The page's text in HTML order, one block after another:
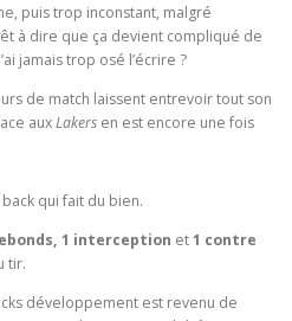
puis trop inconstant, malgré
à dire que ça devient compliqué de
jamais trop osé l’écrire ?
de match laissent entrevoir tout son
auxLakers en est encore une fois
back qui fait du bien.
1 interception et1 contre
tir.
développement est revenu de